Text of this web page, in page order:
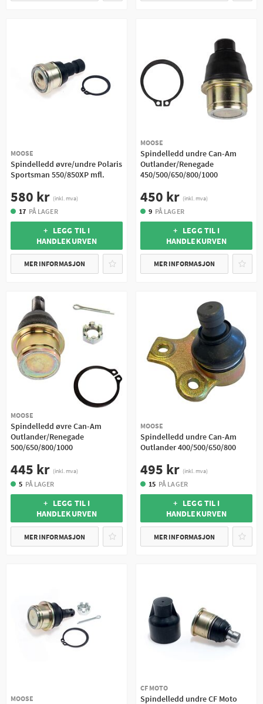
MOOSE
Spindelledd øvre/undre Polaris
Sportsman 550/850XP mfl.
580 kr (inkl. mva)
17 PÅ LAGER
+ LEGG TIL I
HANDLEKURVEN
MER INFORMASJON
MOOSE
Spindelledd undre Can-Am
Outlander/Renegade
450/500/650/800/1000
450 kr (inkl. mva)
9 PÅ LAGER
+ LEGG TIL I
HANDLEKURVEN
MER INFORMASJON
MOOSE
Spindelledd øvre Can-Am
Outlander/Renegade
500/650/800/1000
445 kr (inkl. mva)
5 PÅ LAGER
+ LEGG TIL I
HANDLEKURVEN
MER INFORMASJON
MOOSE
Spindelledd undre Can-Am
Outlander 400/500/650/800
495 kr (inkl. mva)
15 PÅ LAGER
+ LEGG TIL I
HANDLEKURVEN
MER INFORMASJON
MOOSE
CF MOTO
Spindelledd undre CF Moto